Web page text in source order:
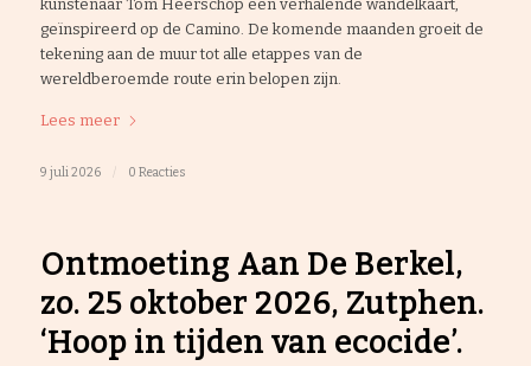
kunstenaar Tom Heerschop een verhalende wandelkaart,
geïnspireerd op de Camino. De komende maanden groeit de
tekening aan de muur tot alle etappes van de
wereldberoemde route erin belopen zijn.
Lees meer
9 juli 2026 0 Reacties
Ontmoeting Aan De Berkel,
zo. 25 oktober 2026, Zutphen.
‘Hoop in tijden van ecocide’.